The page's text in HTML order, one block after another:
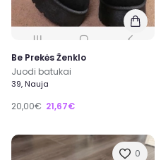
Be Prekės Ženklo
Juodi batukai
39, Nauja
20,00€ 21,67€
0